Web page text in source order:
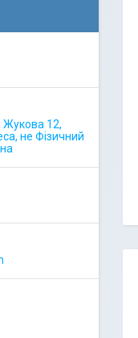
12,
не Фізичний